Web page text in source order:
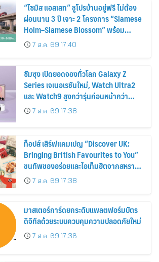
“ไซมิส แอสเสท” ชูโปรบ้านอยู่ฟรี ไม่ต้อง
ผ่อนนาน 3 ปี เจาะ 2 โครงการ “Siamese
Holm–Siamese Blossom” พร้อม
ส่วนลดและสิทธิพิเศษถึง 31 สิงหาคม
2569
7 ส.ค. 69 17:40
ซัมซุง เปิดยอดจองทั่วโลก Galaxy Z
Series เจเนอเรชันใหม่, Watch Ultra2
และ Watch9 สูงกว่ารุ่นก่อนหน้ากว่า
30%7 ส.ค. 69 17:38
ท็อปส์ เสิร์ฟแคมเปญ “Discover UK:
Bringing British Favourites to You”
ขนทัพของอร่อยและไอเท็มฮิตจากสหราช
อาณาจักร ส่งตรงถึงมือตั้งแต่วันนี้ – 18
สิงหาคมนี้
7 ส.ค. 69 17:38
มาสเตอร์การ์ดยกระดับแพลตฟอร์มบัตร
ดิจิทัลด้วยระบบควบคุมความปลอดภัยใหม่
7 ส.ค. 69 17:36